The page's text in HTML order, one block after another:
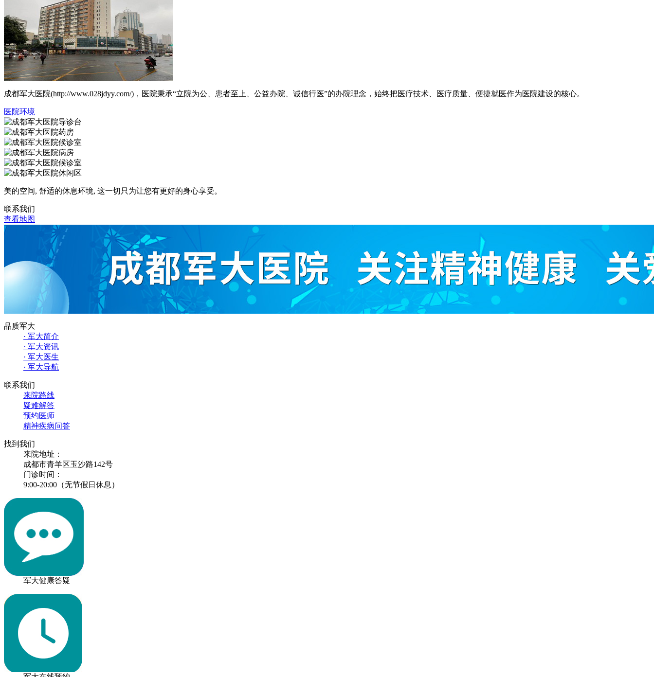
成都军大医院(http://www.028jdyy.com/)，医院秉承“立院为公、患者至上、公益办院、诚信行医”的办院理念，始终把医疗技术、医疗质量、便捷就医作为医院建设的核心。
医院环境
美的空间, 舒适的休息环境, 这一切只为让您有更好的身心享受。
联系我们
查看地图
品质军大
· 军大简介
· 军大资讯
· 军大医生
· 军大导航
联系我们
来院路线
疑难解答
预约医师
精神疾病问答
找到我们
来院地址：
成都市青羊区玉沙路142号
门诊时间：
9:00-20:00（无节假日休息）
军大健康答疑